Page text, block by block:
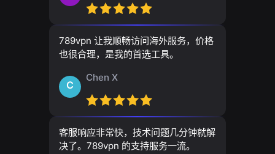
789vpn 让我顺畅访问海外服务，价格
也很合理，是我的首选工具。
C
Chen X
客服响应非常快，技术问题几分钟就解
决了。789vpn 的支持服务一流。